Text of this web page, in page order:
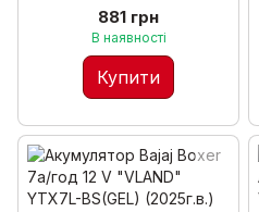
881 грн
В наявності
Купити